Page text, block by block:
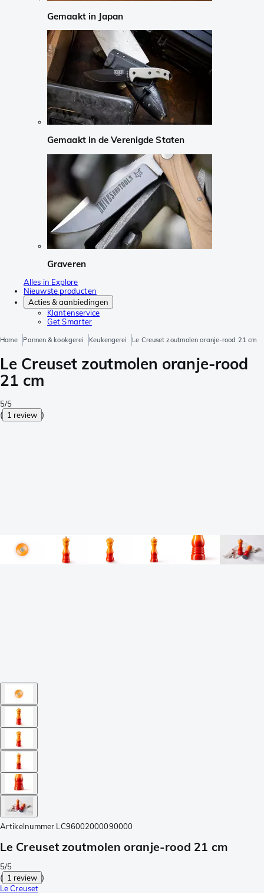
Gemaakt in Japan
Gemaakt in de Verenigde Staten
Graveren
Alles in Explore
Nieuwste producten
Acties & aanbiedingen
Klantenservice
Get Smarter
Home Pannen & kookgerei Keukengerei Le Creuset zoutmolen oranje-rood 21 cm
Le Creuset zoutmolen oranje-rood
21 cm
5/5
( 1 review )
Artikelnummer LC96002000090000
Le Creuset zoutmolen oranje-rood 21 cm
5/5
( 1 review )
Le Creuset